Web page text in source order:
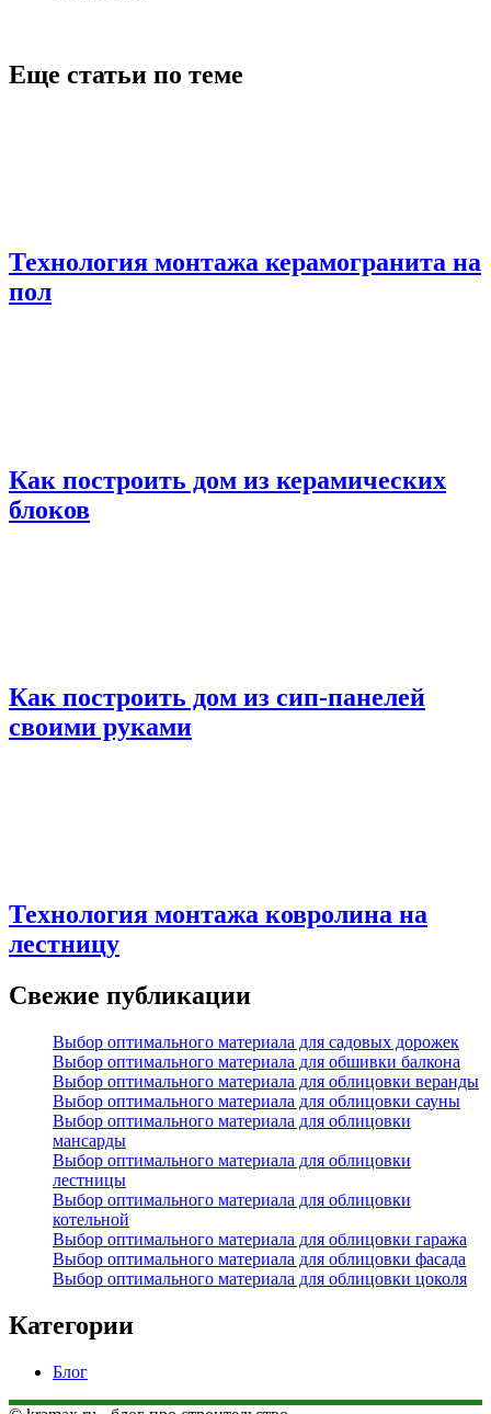
Еще статьи по теме
Технология монтажа керамогранита на
пол
Как построить дом из керамических
блоков
Как построить дом из сип-панелей
своими руками
Технология монтажа ковролина на
лестницу
Свежие публикации
Выбор оптимального материала для садовых дорожек
Выбор оптимального материала для обшивки балкона
Выбор оптимального материала для облицовки веранды
Выбор оптимального материала для облицовки сауны
Выбор оптимального материала для облицовки
мансарды
Выбор оптимального материала для облицовки
лестницы
Выбор оптимального материала для облицовки
котельной
Выбор оптимального материала для облицовки гаража
Выбор оптимального материала для облицовки фасада
Выбор оптимального материала для облицовки цоколя
Категории
Блог